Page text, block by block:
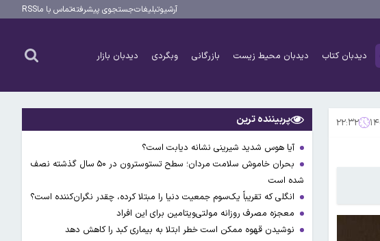
آرشیوتبلیغاتجستجوی پیشرفتهتماس با ماRSS
دیدبان کتاب دیدبان محیط زیست بازرگانی وبگردی دیدبان بازار
۲۲:۳۲ پربیننده ترین
آیا هوس شدید شیرینی نشانه دیابت است؟
بحران خاموش سلامت مردان؛ سطح تستوسترون در ۵۰ سال گذشته نصف
شده است
انگلی که تقریباً یک‌سوم جمعیت دنیا را مبتلا کرده، چقدر نگران‌کننده است؟
معجزه مصرف روزانه مولتی‌ویتامین برای این افراد
نوشیدن قهوه ممکن است خطر ابتلا به بیماری کبد را کاهش دهد